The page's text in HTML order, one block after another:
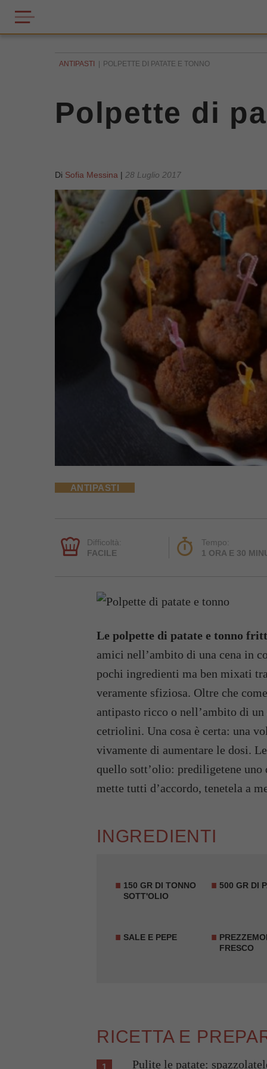
ANTIPASTI POLPETTE DI PATATE E TONNO
Polpette di
Di Sofia Messina | 28 Luglio 2017
ANTIPASTI
Difficoltà:
FACILE
Tempo:
1 ORA E 30
Le polpette di patate e tonno
amici nell’ambito di una cena in
pochi ingredienti ma ben mixati
veramente sfiziosa. Oltre che
antipasto ricco o nell’ambito di
cetriolini. Una cosa è certa: una
vivamente di aumentare le dosi.
quello sott’olio: prediligetene uno
mette tutti d’accordo, tenetela a
INGREDIENTI
150 GR DI TONNO
SOTT'OLIO
500 GR DI
SALE E PEPE
FRESCO
RICETTA E
Pulite le patate: